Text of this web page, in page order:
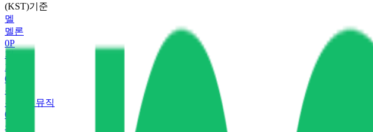
(KST)기준
멜
멜론
0P
지
지니
0
유
유튜브 뮤직
0
플